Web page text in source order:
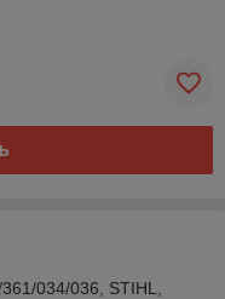
034/036, STIHL,